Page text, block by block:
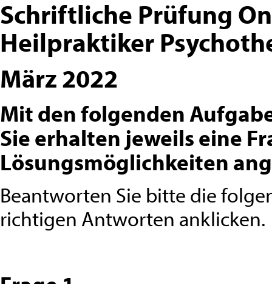
Schriftliche Prüfung
Heilpraktiker
März 2022
Mit den folgenden
Sie erhalten jeweils eine
Lösungsmöglichkeiten
Beantworten Sie bitte die
richtigen Antworten anklicken.